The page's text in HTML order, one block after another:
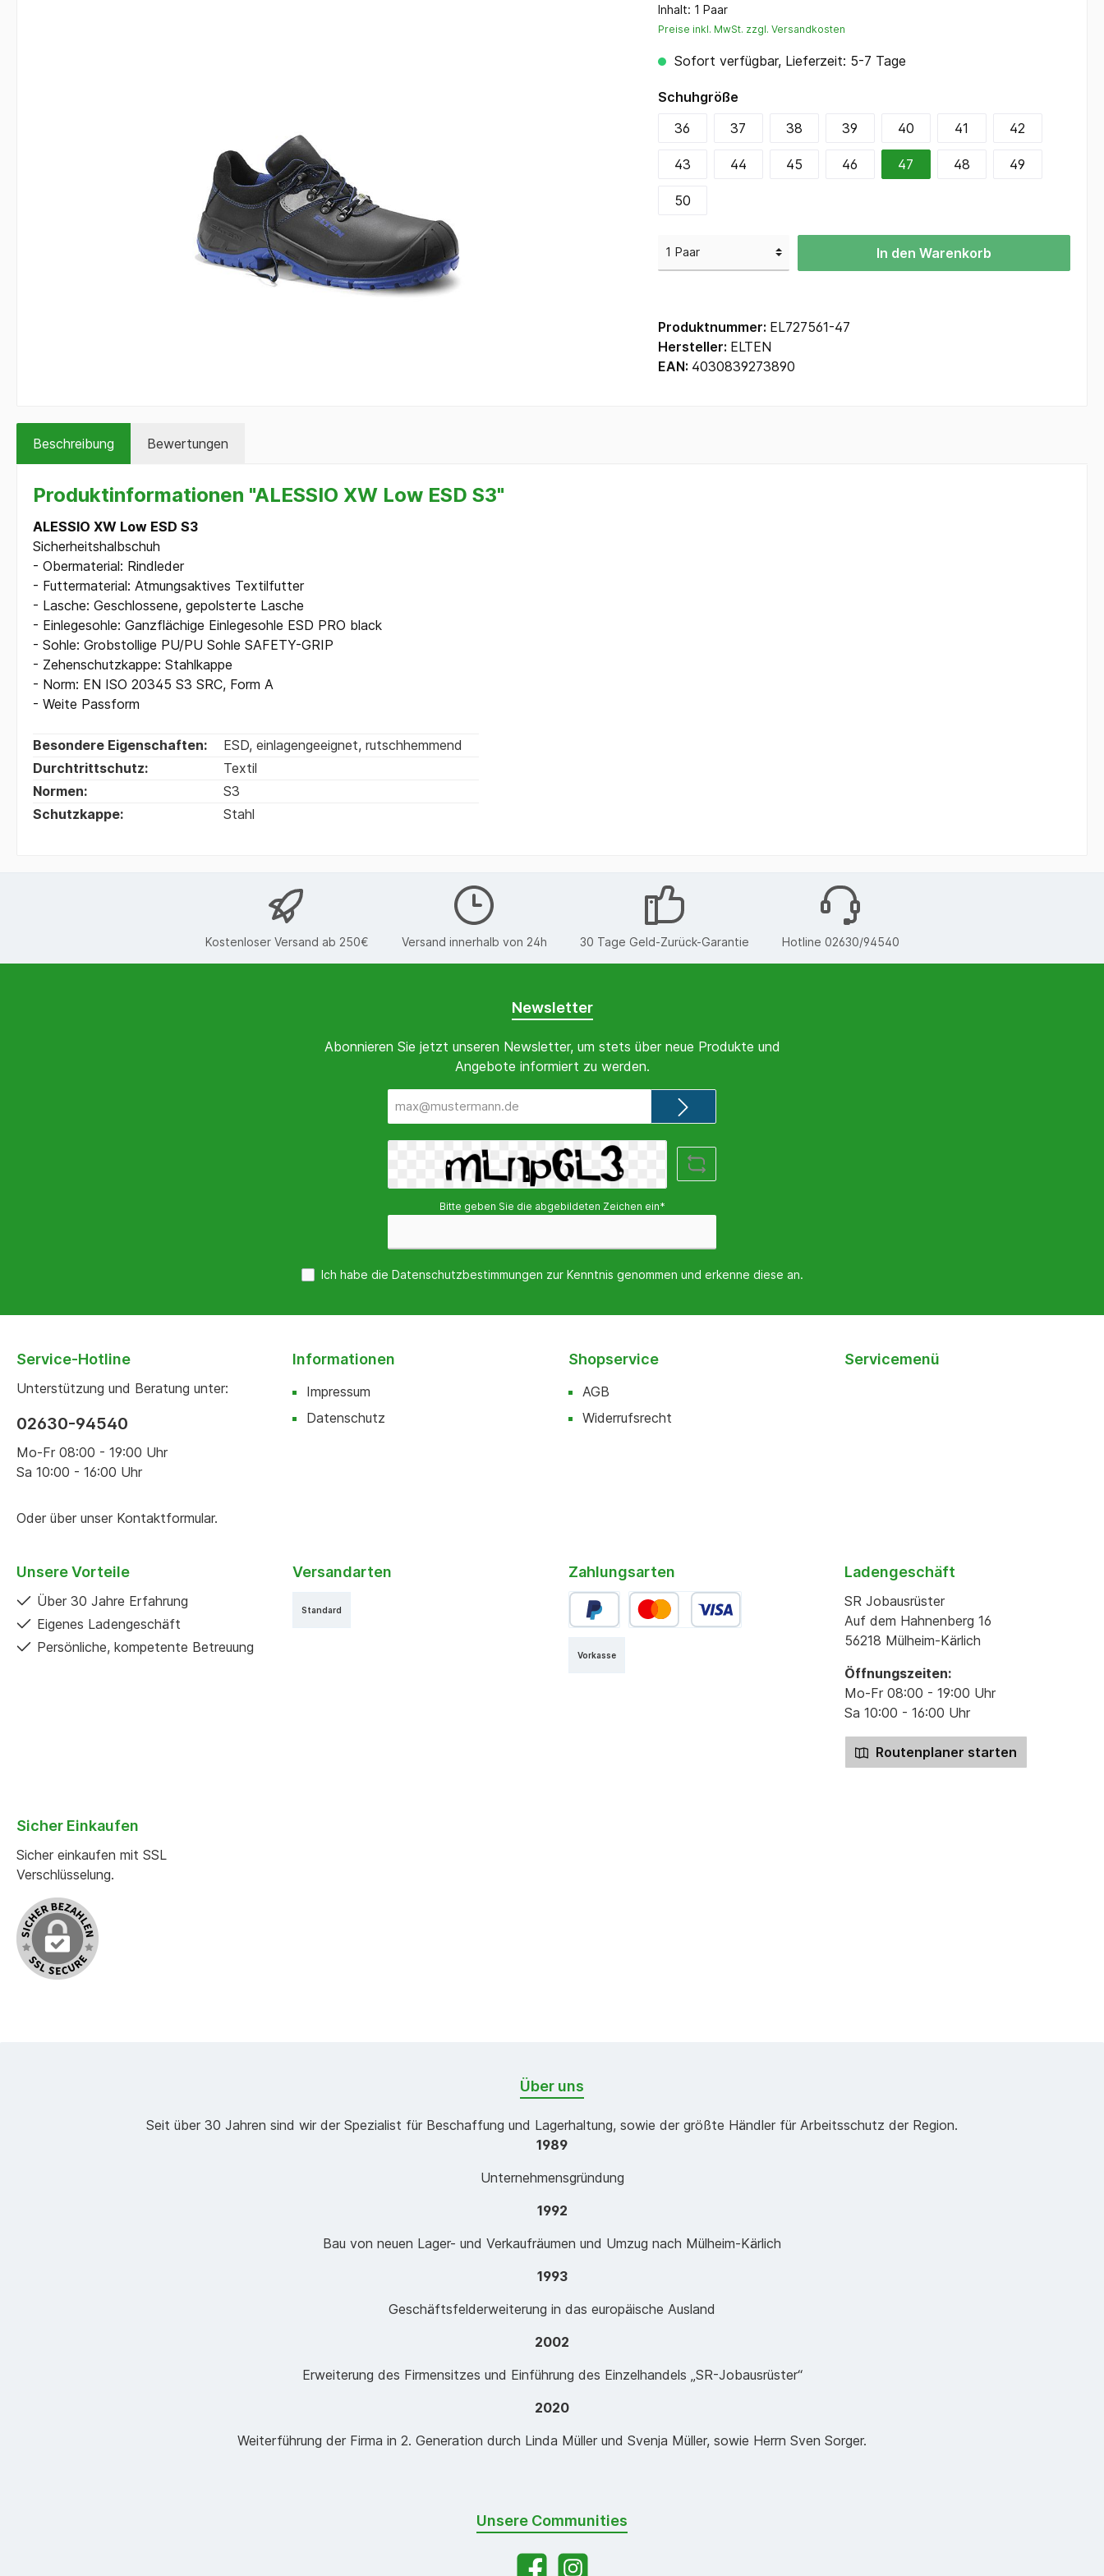
Sweater, Hemden & Co.
Inhalt: 1 Paar
Preise inkl. MwSt. zzgl. Versandkosten
Sofort verfügbar, Lieferzeit: 5-7 Tage
Schuhgröße
36
37 38 39 40 41 42
43 44 45 46 47 48 49
50
In den Warenkorb
Produktnummer: EL727561-47
Hersteller: ELTEN
EAN: 4030839273890
Beschreibung Bewertungen
Produktinformationen "ALESSIO XW Low ESD S3"
ALESSIO XW Low ESD S3
Sicherheitshalbschuh
- Obermaterial: Rindleder
- Futtermaterial: Atmungsaktives Textilfutter
- Lasche: Geschlossene, gepolsterte Lasche
- Einlegesohle: Ganzflächige Einlegesohle ESD PRO black
- Sohle: Grobstollige PU/PU Sohle SAFETY-GRIP
- Zehenschutzkappe: Stahlkappe
- Norm: EN ISO 20345 S3 SRC, Form A
- Weite Passform
Besondere Eigenschaften: ESD, einlagengeeignet, rutschhemmend
Durchtrittschutz:
Textil
Normen:
S3
Schutzkappe:
Stahl
Kostenloser Versand ab 250€ Versand innerhalb von 24h 30 Tage Geld-Zurück-Garantie Hotline 02630/94540
Newsletter
Abonnieren Sie jetzt unseren Newsletter, um stets über neue Produkte und
Angebote informiert zu werden.
Adresse*
Bitte geben Sie die abgebildeten Zeichen ein*
Ich habe die Datenschutzbestimmungen zur Kenntnis genommen und erkenne diese an.
Service-Hotline
Unterstützung und Beratung unter:
02630-94540
Mo-Fr 08:00 - 19:00 Uhr
Sa 10:00 - 16:00 Uhr
Oder über unser Kontaktformular.
Informationen
Impressum
Datenschutz
Shopservice
AGB
Widerrufsrecht
Servicemenü
Unsere Vorteile
Über 30 Jahre Erfahrung
Eigenes Ladengeschäft
Persönliche, kompetente Betreuung
Versandarten
Standard
Zahlungsarten
Vorkasse
Ladengeschäft
SR Jobausrüster
Auf dem Hahnenberg 16
56218 Mülheim-Kärlich
Öffnungszeiten:
Mo-Fr 08:00 - 19:00 Uhr
Sa 10:00 - 16:00 Uhr
Routenplaner starten
Sicher Einkaufen
Sicher einkaufen mit SSL
Verschlüsselung.
Über uns
Seit über 30 Jahren sind wir der Spezialist für Beschaffung und Lagerhaltung, sowie der größte Händler für Arbeitsschutz der Region.
1989
Unternehmensgründung
1992
Bau von neuen Lager- und Verkaufräumen und Umzug nach Mülheim-Kärlich
1993
Geschäftsfelderweiterung in das europäische Ausland
2002
Erweiterung des Firmensitzes und Einführung des Einzelhandels „SR-Jobausrüster“
2020
Weiterführung der Firma in 2. Generation durch Linda Müller und Svenja Müller, sowie Herrn Sven Sorger.
Unsere Communities